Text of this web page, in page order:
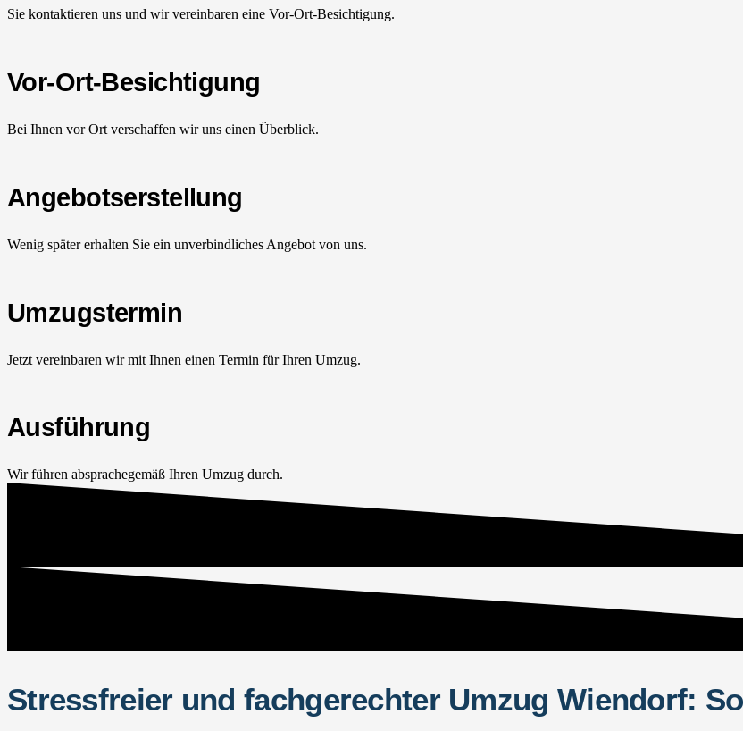
Sie kontaktieren uns und wir vereinbaren eine Vor-Ort-Besichtigung.
Vor-Ort-Besichtigung
Bei Ihnen vor Ort verschaffen wir uns einen Überblick.
Angebotserstellung
Wenig später erhalten Sie ein unverbindliches Angebot von uns.
Umzugstermin
Jetzt vereinbaren wir mit Ihnen einen Termin für Ihren Umzug.
Ausführung
Wir führen absprachegemäß Ihren Umzug durch.
Stressfreier und fachgerechter Umzug Wiendorf: